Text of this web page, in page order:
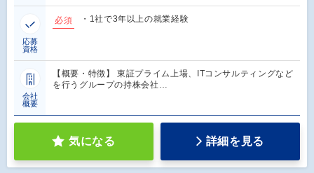
応募
資格
必須 ・1社で3年以上の就業経験
会社
概要
【概要・特徴】 東証プライム上場、ITコンサルティングなど
を行うグループの持株会社…
気になる 詳細を見る